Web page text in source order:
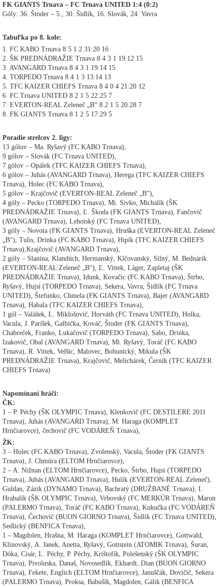
FK GIANTS Trnava – FC Trnava UNITED 1:4 (0:2)
Góly: 36. Štoder – 5., 30. Šidlík, 16. Slovák, 24. Vavra
Tabuľka po 8. kole:
1. FC KABO Trnava 8 5 1 2 31:20 16
2. ŠK PREDNÁDRAŽIE Trnava 8 4 3 1 19:12 15
3. AVANGARD Trnava 8 4 3 1 19:14 15
4. TORPEDO Trnava 8 4 1 3 13:14 13
5. TFC KAIZER CHIEFS Trnava 8 4 0 4 21:20 12
6. FC Trnava UNITED 8 2 1 5 22:25 7
7. EVERTON-REAL Zeleneč „B“ 8 2 1 5 20:28 7
8. FK GIANTS Trnava 8 1 2 5 17:29 5
Poradie strelcov 2. ligy:
13 gólov – Ma. Ryšavý (FC KABO Trnava),
9 gólov – Slovák (FC Trnava UNITED),
7 gólov – Opálek (TFC KAIZER CHIEFS Trnava),
6 gólov – Juhás (AVANGARD Trnava), Herega (TFC KAIZER CHIEFS
Trnava), Holec (FC KABO Trnava),
5 gólov – Krajčovič (EVERTON-REAL Zeleneč „B“),
4 góly – Pecko (TORPEDO Trnava), Mi. Sivko, Michalík (ŠK
PREDNÁDRAŽIE Trnava), Ľ. Škoda (FK GIANTS Trnava), Fančovič
(AVANGARD Trnava), Lehotský (FC Trnava UNITED),
3 góly – Novota (FK GIANTS Trnava), Hruška (EVERTON-REAL Zeleneč
„B“), Tulis, Drinka (FC KABO Trnava), Hipík (TFC KAIZER CHIEFS
Trnava),Krajčovič (AVANGARD Trnava),
2 góly – Slanina, Klandúch, Hermanský, Klčovanský, Silný, M. Bednárik
(EVERTON-REAL Zeleneč „B“), Ľ. Vittek, Láger, Zapletaj (ŠK
PREDNÁDRAŽIE Trnava), Idunk, Kovačic (FC KABO Trnava), Štrbo,
Ryšavý, Hujsi (TORPEDO Trnava), Sekera, Vavra, Šidlík (FC Trnava
UNITED), Štefunko, Chmela (FK GIANTS Trnava), Bajer (AVANGARD
Trnava), Habala (TFC KAIZER CHIEFS Trnava),
1 gól – Valášek, L. Miklošovič, Horváth (FC Trnava UNITED), Holka,
Vacula, J. Paríšek, Galbička, Kováč, Štoder (FK GIANTS Trnava),
Chabreček, Franko, Lukačovič (TORPEDO Trnava), Sabo, Drinka,
Izakovič, Obal (AVANGARD Trnava), Mi. Ryšavý, Toráč (FC KABO
Trnava), R. Vittek, Velšic, Malovec, Bohunický, Mikula (ŠK
PREDNÁDRAŽIE Trnava), Krajčovič, Melichárek, Černík (TFC KAIZER
CHIEFS Trnava)
Napomínaní hráči:
ČK:
1 – P. Péchy (ŠK OLYMPIC Trnava), Klenkovič (FC DESTILERE 2011
Trnava), Juhás (AVANGARD Trnava), M. Haraga (KOMPLET
Hrnčiarovce), čechovič (FC VODÁREŇ Trnava),
ŽK:
3 – Holec (FC KABO Trnava), Zvolenský, Vacula, Štoder (FK GIANTS
Trnava), J. Chmúra (ELTOM Hrnčiarovce),
2 – A. Nižnan (ELTOM Hrnčiarovce), Pecko, Štrbo, Hujsi (TORPEDO
Trnava), Juhás (AVANGARD Trnava), Hulík (EVERTON-REAL Zeleneč),
Guldan, Zázik (DYNAMO Trnava), Bachratý (DRUŽBANÉ Trnava), I.
Hrabalík (ŠK OLYMPIC Trnava), Vrbovský (FC MERKÚR Trnava), Maron
(PALERMO Trnava), Toráč (FC KABO Trnava), Kukučka (FC VODÁREŇ
Trnava), Čechovič (BUON GIORNO Trnava), Šidlík (FC Trnava UNITED),
Sedlický (BENFICA Trnava),
1 – Magdolen, Hrašna, M. Haraga (KOMPLET Hrnčiarovce), Gottwald,
Klinovský, A. Janek, Anetta, Ryšavý, Gottstein (ATOMIK Trnava), Šuran,
Dóka, Cisár, L. Péchy, P. Péchy, Krištofík, Polešenský (ŠK OLYMPIC
Trnava), Pivoluska, Današ, Novosedlík, Ekhardt, Dian (BUON GIORNO
Trnava), Fekete, Englich (ELTOM Hrnčiarovce), Januščák, Dovičič, Sekera
(PALERMO Trnava), Proksa, Babušík, Magdolen, Gálik (BENFICA